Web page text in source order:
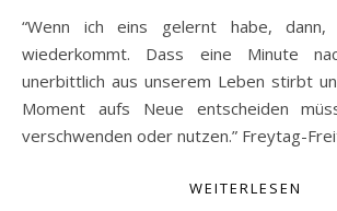
“Wenn ich eins gelernt habe, dann, dass Zeit nicht
wiederkommt. Dass eine Minute
unerbittlich aus unserem Leben stirbt
Moment aufs Neue entscheiden
verschwenden oder nutzen.” Freytag-
WEITERLESEN